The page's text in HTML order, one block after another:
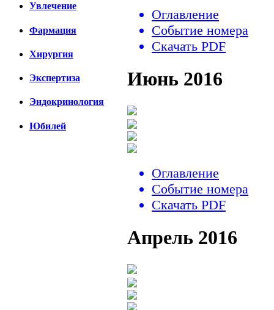
Увлечение
Фармация
Хирургия
Экспертиза
Эндокринология
Юбилей
Оглавление
Событие номера
Скачать PDF
Июнь 2016
Оглавление
Событие номера
Скачать PDF
Апрель 2016